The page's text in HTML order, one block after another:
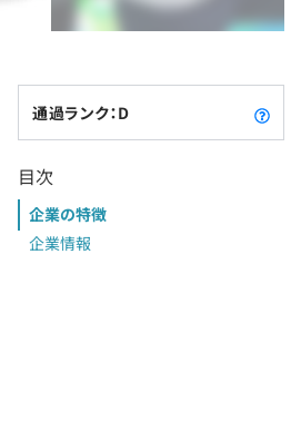
通過ランク：D
目次
企業の特徴
企業情報